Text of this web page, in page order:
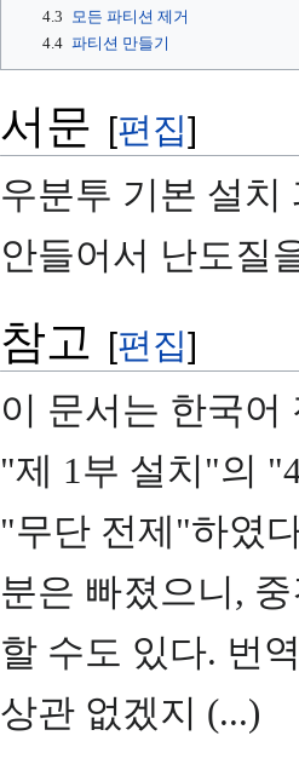
4.3
모든 파티션 제거
4.4 파티션 만들기
서문 [편집]
우분투 기본 설치
안들어서 난도질
참고 [편집]
이 문서는 한국어
"제 1부 설치"의
"무단 전제"하였
분은 빠졌으니,
할 수도 있다. 번
상관 없겠지 (...)